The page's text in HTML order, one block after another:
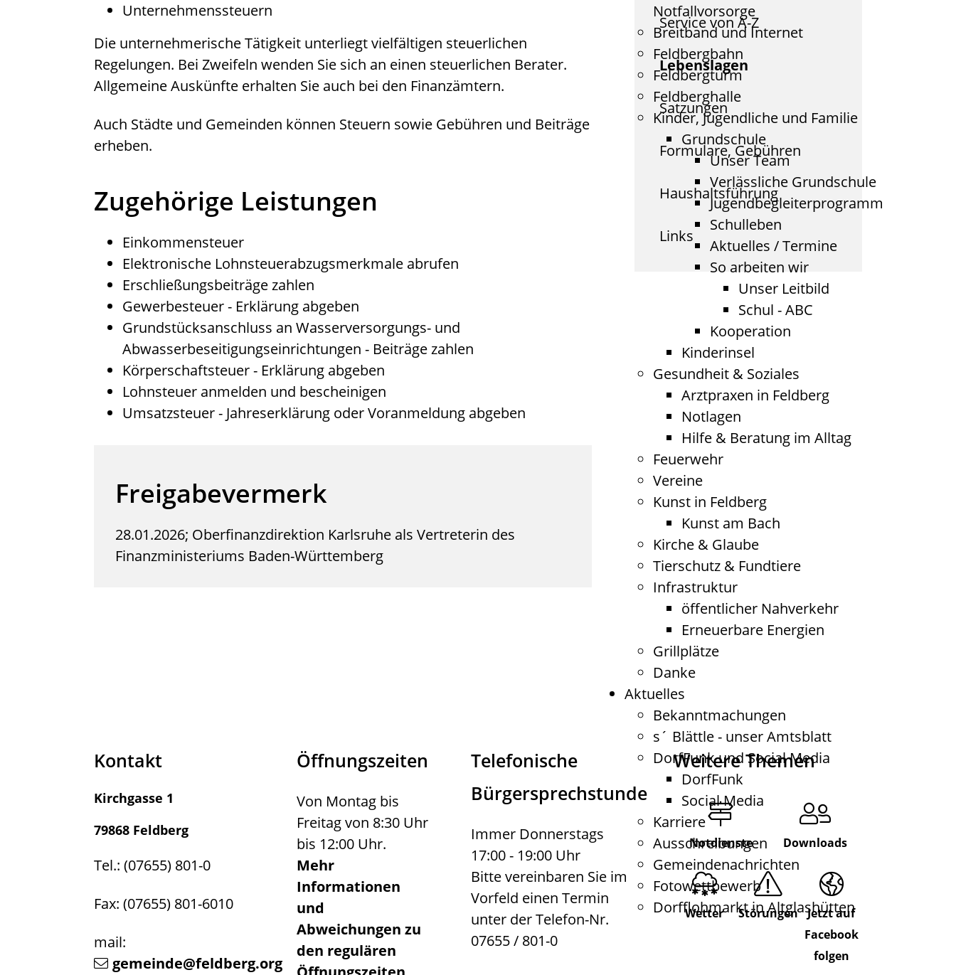
Notfallvorsorge
Breitband und Internet
Feldbergbahn
Feldbergturm
Feldberghalle
Kinder, Jugendliche und Familie
Grundschule
Unser Team
Verlässliche Grundschule
Jugendbegleiterprogramm
Schulleben
Aktuelles / Termine
So arbeiten wir
Unser Leitbild
Schul - ABC
Kooperation
Kinderinsel
Gesundheit & Soziales
Arztpraxen in Feldberg
Notlagen
Hilfe & Beratung im Alltag
Feuerwehr
Vereine
Kunst in Feldberg
Kunst am Bach
Kirche & Glaube
Tierschutz & Fundtiere
Infrastruktur
öffentlicher Nahverkehr
Erneuerbare Energien
Grillplätze
Danke
Aktuelles
Bekanntmachungen
s´ Blättle - unser Amtsblatt
DorfFunk und Social Media
DorfFunk
Social Media
Karriere
Ausschreibungen
Gemeindenachrichten
Fotowettbewerb
Dorfflohmarkt in Altglashütten
Unternehmenssteuern
Die unternehmerische Tätigkeit unterliegt vielfältigen steuerlichen
Regelungen. Bei Zweifeln wenden Sie sich an einen steuerlichen Berater.
Allgemeine Auskünfte erhalten Sie auch bei den Finanzämtern.
Auch Städte und Gemeinden können Steuern sowie Gebühren und Beiträge
erheben.
Zugehörige Leistungen
Einkommensteuer
Elektronische Lohnsteuerabzugsmerkmale abrufen
Erschließungsbeiträge zahlen
Gewerbesteuer - Erklärung abgeben
Grundstücksanschluss an Wasserversorgungs- und
Abwasserbeseitigungseinrichtungen - Beiträge zahlen
Körperschaftsteuer - Erklärung abgeben
Lohnsteuer anmelden und bescheinigen
Umsatzsteuer - Jahreserklärung oder Voranmeldung abgeben
Freigabevermerk
28.01.2026; Oberfinanzdirektion Karlsruhe als Vertreterin des
Finanzministeriums Baden-Württemberg
Service von A-Z
Lebenslagen
Satzungen
Formulare, Gebühren
Haushaltsführung
Links
Kontakt
Kirchgasse 1
79868 Feldberg
Tel.: (07655) 801-0
Fax: (07655) 801-6010
mail:
gemeinde@feldberg.org
Öffnungszeiten
Von Montag bis
Freitag von 8:30 Uhr
bis 12:00 Uhr.
Mehr
Informationen
und
Abweichungen zu
den regulären
Telefonische
Bürgersprechstunde
Immer Donnerstags
17:00 - 19:00 Uhr
Bitte vereinbaren Sie im
Vorfeld einen Termin
unter der Telefon-Nr.
07655 / 801-0
Weitere Themen
Notdienste Downloads
Wetter Störungen
Jetzt auf
Facebook
folgen